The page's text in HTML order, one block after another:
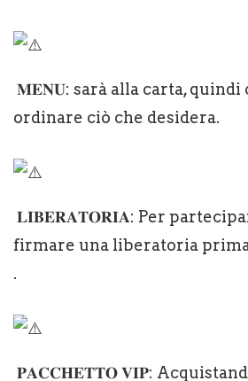
𝐌𝐄𝐍𝐔: sarà alla carta, quindi
ordinare ciò che desidera.
𝐋𝐈𝐁𝐄𝐑𝐀𝐓𝐎𝐑𝐈𝐀: Per
firmare una liberatoria
.
𝐏𝐀𝐂𝐂𝐇𝐄𝐓𝐓𝐎 𝐕𝐈𝐏: